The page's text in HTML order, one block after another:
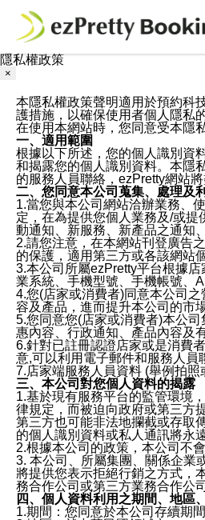
隱私權政策
×
本隱私權政策聲明適用於預約科
護措施，以確保使用者個人隱私
在使用本網站時，您同意受本隱
一、適用範圍
根據以下所述，您的個人識別資
和揭露您的個人識別資料。本隱
的服務人員聯絡，ezPretty網站
二、您同意本公司蒐集、處理及
1.當您與本公司網站洽辦業務、
定，在為提供您個人業務及/或
動通知、新服務、新產品之通知
2.請您注意，在本網站刊登廣告
的保護，適用第三方或各該網站
3.本公司所屬ezPretty平台根據
業系統、手機型號、手機帳號、
4.您(店家或消費者)同意本公司
容及產品，進而提升本公司的市
5.您同意您(店家或消費者)本公
惠內容、行政通知、產品內容及
6.針對已註冊認證店家或是消費
意,可以利用電子郵件和服務人員
7.店家端服務人員資料 (舉例拍
三、本公司對您個人資料的揭露
1.基於現有服務平台的監管環境
律規定，而被迫向政府或第三方
第三方也可能非法地攔截或存取
的個人識別資料或私人通訊將永
2.根據本公司的政策，本公司不
3. 本公司、所屬集團、關係企業
將提供您表示拒絕行銷之方式，
務合作公司或第三方業務合作公
四、個人資料利用之期間、地區
1.期間：您同意於本公司存續期